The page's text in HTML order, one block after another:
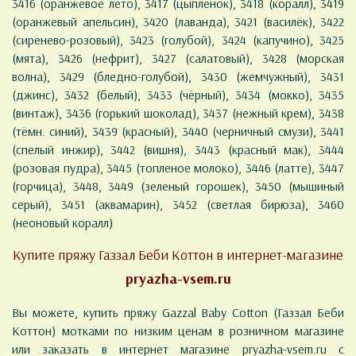
3416 (оранжевое лето), 3417 (цыплёнок), 3418 (коралл), 3419
(оранжевый апельсин), 3420 (лаванда), 3421 (василёк), 3422
(сиренево-розовый), 3423 (голубой), 3424 (капучино), 3425
(мята), 3426 (нефрит), 3427 (салатовый), 3428 (морская
волна), 3429 (бледно-голубой), 3430 (жемчужный), 3431
(джинс), 3432 (белый), 3433 (чёрный), 3434 (мокко), 3435
(винтаж), 3436 (горький шоколад), 3437 (нежный крем), 3438
(тёмн. синий), 3439 (красный), 3440 (черничный смузи), 3441
(спелый инжир), 3442 (вишня), 3443 (красный мак), 3444
(розовая пудра), 3445 (топленое молоко), 3446 (латте), 3447
(горчица), 3448, 3449 (зеленый горошек), 3450 (мышиный
серый), 3451 (аквамарин), 3452 (светлая бирюза), 3460
(неоновый коралл)
Купите пряжу Газзал Беби Коттон в интернет-магазине
pryazha-vsem.ru
Вы можете, купить пряжу Gazzal Baby Cotton (Газзал Беби
Коттон) мотками по низким ценам в розничном магазине
или заказать в интернет магазине pryazha-vsem.ru с